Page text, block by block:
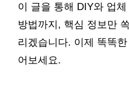
이 글을 통해 DIY와 업
방법까지, 핵심 정보만
리겠습니다. 이제 똑똑
어보세요.